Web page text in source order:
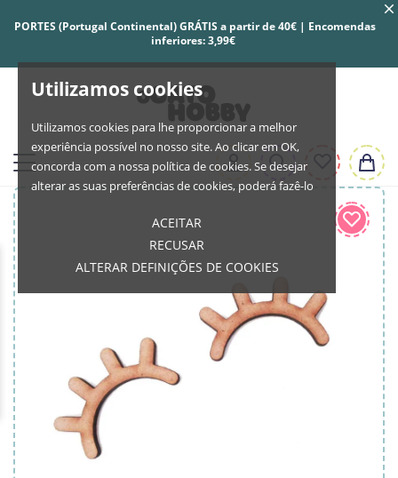
Utilizamos cookies
Utilizamos cookies para lhe proporcionar a melhor
experiência possível no nosso site. Ao clicar em OK,
concorda com a nossa política de cookies. Se desejar
alterar as suas preferências de cookies, poderá fazê-lo
ACEITAR
RECUSAR
ALTERAR DEFINIÇÕES DE COOKIES
PORTES (Portugal Continental) GRÁTIS a partir de 40€ | Encomendas
inferiores: 3,99€